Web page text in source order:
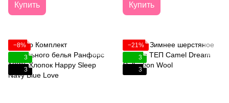
Купить Купить
−8%
3
3
−21%
3
3